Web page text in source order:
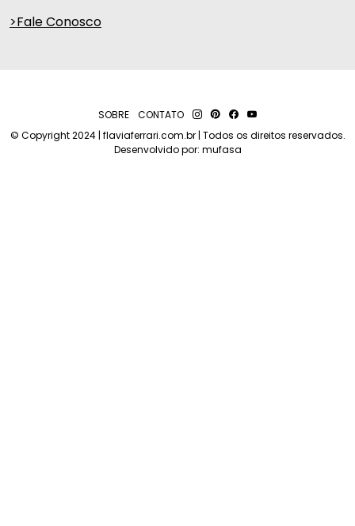
>Fale Conosco
SOBRE
CONTATO
© Copyright 2024 | flaviaferrari.com.br | Todos os direitos reservados.
Desenvolvido por: mufasa